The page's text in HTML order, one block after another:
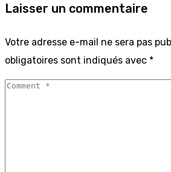
Laisser un commentaire
Votre adresse e-mail ne sera pas
obligatoires sont indiqués avec *